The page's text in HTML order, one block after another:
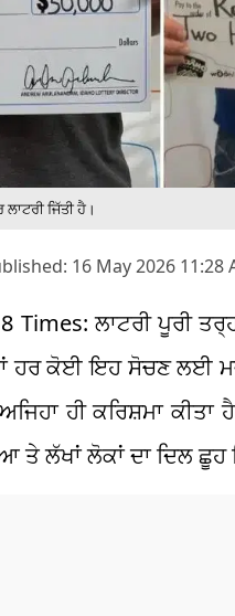
ਜਿੱਤੀ ਹੈ।
16 May 2026 11:28
Times: ਲਾਟਰੀ ਪੂਰੀ
ਹਰ ਕੋਈ ਇਹ ਸੋਚਣ ਲਈ
ਹੀ ਕਰਿਸ਼ਮਾ
ਤੇ ਲੱਖਾਂ ਲੋਕਾਂ ਦਾ ਦਿਲ